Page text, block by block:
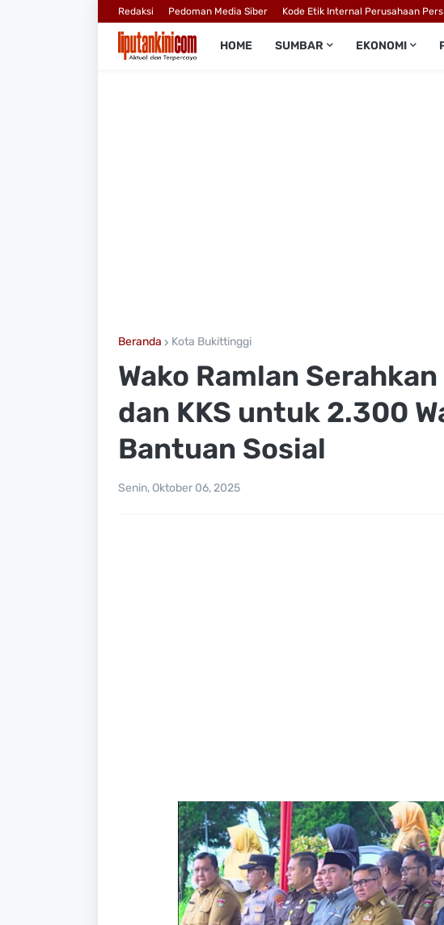
Redaksi Pedoman Media Siber Kode Etik Internal Perusahaan Pers
HOME SUMBAR EKONOMI
Beranda Kota Bukittinggi
Wako Ramlan
dan KKS untuk 2.300
Bantuan Sosial
Senin, Oktober 06, 2025